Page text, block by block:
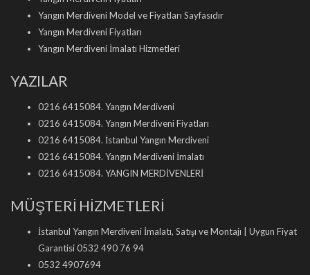
Yangın Merdiveni Model ve Fiyatları Sayfasıdır
Yangın Merdiveni Fiyatları
Yangın Merdiveni İmalatı Hizmetleri
YAZILAR
0216 6415084. Yangın Merdiveni
0216 6415084. Yangın Merdiveni Fiyatları
0216 6415084. İstanbul Yangın Merdiveni
0216 6415084. Yangın Merdiveni İmalatı
0216 6415084. YANGIN MERDİVENLERİ
MÜŞTERİ HİZMETLERİ
İstanbul Yangın Merdiveni İmalatı, Satışı ve Montajı | Uygun Fiyat
Garantisi 0532 490 76 94
0532 4907694